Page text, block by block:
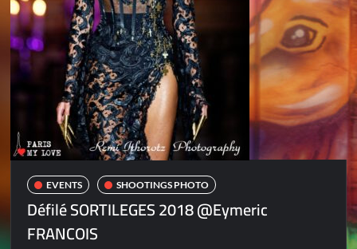
EVENTS SHOOTINGS PHOTO
Défilé SORTILEGES 2018 @Eymeric
FRANCOIS